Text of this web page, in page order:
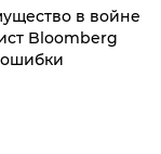
в войне
Bloomberg
ошибки